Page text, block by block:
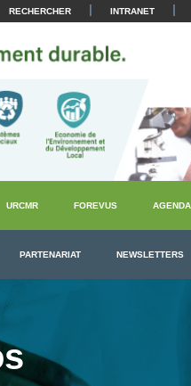
RECHERCHER | INTRANET |
URCMR FOREVUS AGENDA
PARTENARIAT NEWSLETTERS